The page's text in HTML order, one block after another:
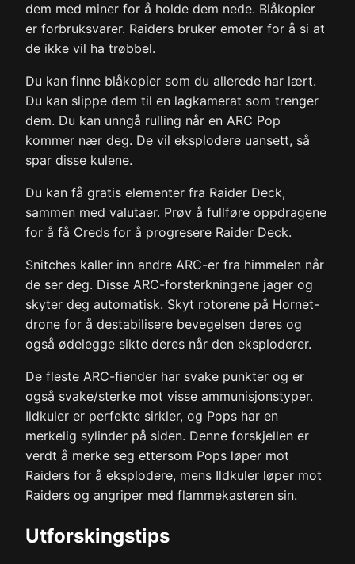
dem med miner for å holde dem nede. Blåkopier
er forbruksvarer. Raiders bruker emoter for å si at
de ikke vil ha trøbbel.
Du kan finne blåkopier som du allerede har lært.
Du kan slippe dem til en lagkamerat som trenger
dem. Du kan unngå rulling når en ARC Pop
kommer nær deg. De vil eksplodere uansett, så
spar disse kulene.
Du kan få gratis elementer fra Raider Deck,
sammen med valutaer. Prøv å fullføre oppdragene
for å få Creds for å progresere Raider Deck.
Snitches kaller inn andre ARC-er fra himmelen når
de ser deg. Disse ARC-forsterkningene jager og
skyter deg automatisk. Skyt rotorene på Hornet-
drone for å destabilisere bevegelsen deres og
også ødelegge sikte deres når den eksploderer.
De fleste ARC-fiender har svake punkter og er
også svake/sterke mot visse ammunisjonstyper.
Ildkuler er perfekte sirkler, og Pops har en
merkelig sylinder på siden. Denne forskjellen er
verdt å merke seg ettersom Pops løper mot
Raiders for å eksplodere, mens Ildkuler løper mot
Raiders og angriper med flammekasteren sin.
Utforskingstips